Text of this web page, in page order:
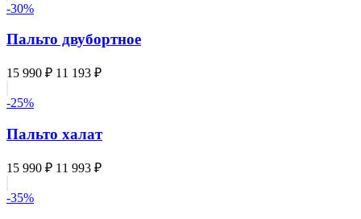
-30%
Пальто двубортное
15 990 ₽ 11 193 ₽
-25%
Пальто халат
15 990 ₽ 11 993 ₽
-35%